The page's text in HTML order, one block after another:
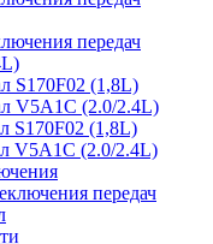
передач
S170F02 (1,8L)
V5A1C (2.0/2.4L)
S170F02 (1,8L)
V5A1C (2.0/2.4L)
передач